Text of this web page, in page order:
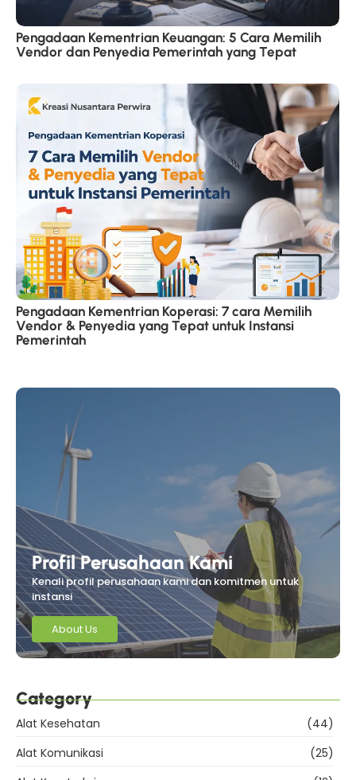
Pengadaan Kementrian Keuangan: 5 Cara Memilih
Vendor dan Penyedia Pemerintah yang Tepat
Pengadaan Kementrian Koperasi: 7 cara Memilih
Vendor & Penyedia yang Tepat untuk Instansi
Pemerintah
Profil Perusahaan Kami
Kenali profil perusahaan kami dan komitmen untuk
instansi
About Us
Category
Alat Kesehatan
(44)
Alat Komunikasi
(25)